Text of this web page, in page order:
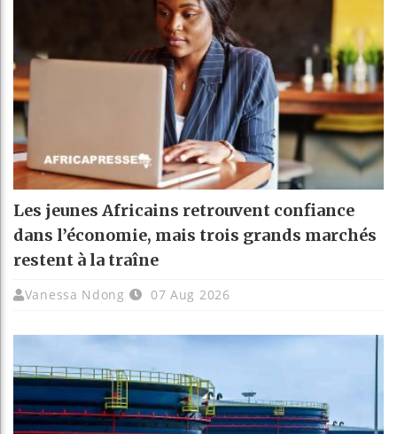
Les jeunes Africains retrouvent confiance
dans l’économie, mais trois grands marchés
restent à la traîne
Vanessa Ndong 07 Aug 2026